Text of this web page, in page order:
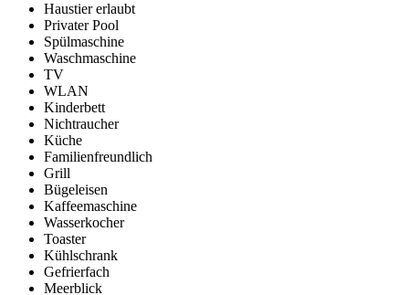
Haustier erlaubt
Privater Pool
Spülmaschine
Waschmaschine
TV
WLAN
Kinderbett
Nichtraucher
Küche
Familienfreundlich
Grill
Bügeleisen
Kaffeemaschine
Wasserkocher
Toaster
Kühlschrank
Gefrierfach
Meerblick